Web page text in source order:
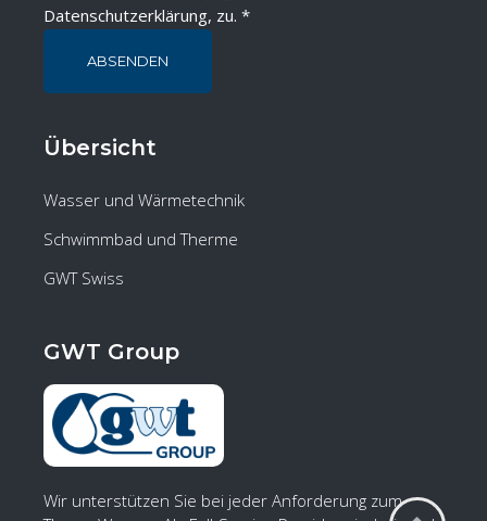
Datenschutzerklärung, zu. *
ABSENDEN
Übersicht
Wasser und Wärmetechnik
Schwimmbad und Therme
GWT Swiss
GWT Group
Wir unterstützen Sie bei jeder Anforderung zum